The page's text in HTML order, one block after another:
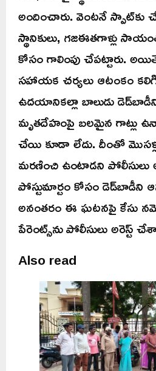
అందించారు. వెంటనే స్పాట్‌కు
స్థానికులు, గజఈతగాళ్లు
కోసం గాలింపు చేపట్టారు.
సహాయక చర్యలు ఆటంకం
ఉదయానికల్లా బాలుడు
మృతదేహంపై బలమైన గాట్లు
చేయి కూడా లేదు. దీంతో
మరణించి ఉంటాడని పోలీసులు
పోస్టుమార్టం కోసం డెడ్‌బాడీని
అనంతరం ఈ ఘటనపై కేసు
పేరెంట్స్‌ను పోలీసులు అరెస్ట్
Also read